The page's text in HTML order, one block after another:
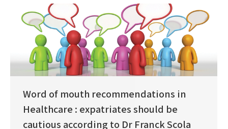
Word of mouth recommendations in
Healthcare : expatriates should be
cautious according to Dr Franck Scola